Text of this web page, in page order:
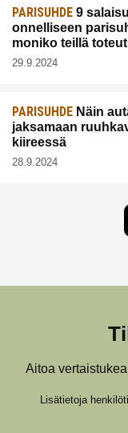
PARISUHDE 9
onnelliseen
moniko teillä
29.9.2024
PARISUHDE Näin
jaksamaan
kiireessä
28.9.2024
Aitoa
Lisätietoja